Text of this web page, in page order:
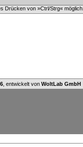
Drücken von »Ctrl/Strg«
, entwickelt von WoltLab GmbH